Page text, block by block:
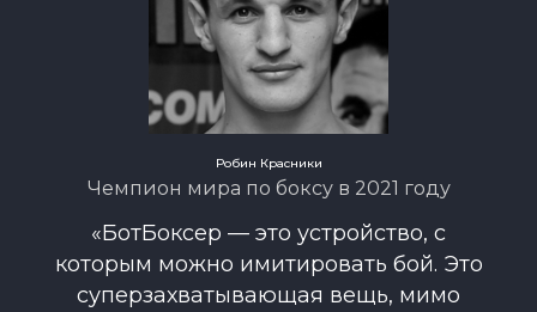
Робин Красники
Чемпион мира по боксу в 2021 году
«БотБоксер — это устройство, с
которым можно имитировать бой. Это
суперзахватывающая вещь, мимо